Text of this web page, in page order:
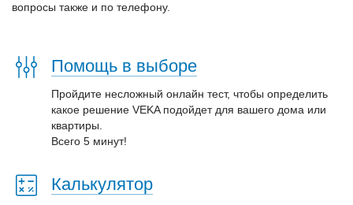
вопросы также и по телефону.
Помощь в выборе
Пройдите несложный онлайн тест, чтобы определить
какое решение VEKA подойдет для вашего дома или
квартиры.
Всего 5 минут!
Калькулятор